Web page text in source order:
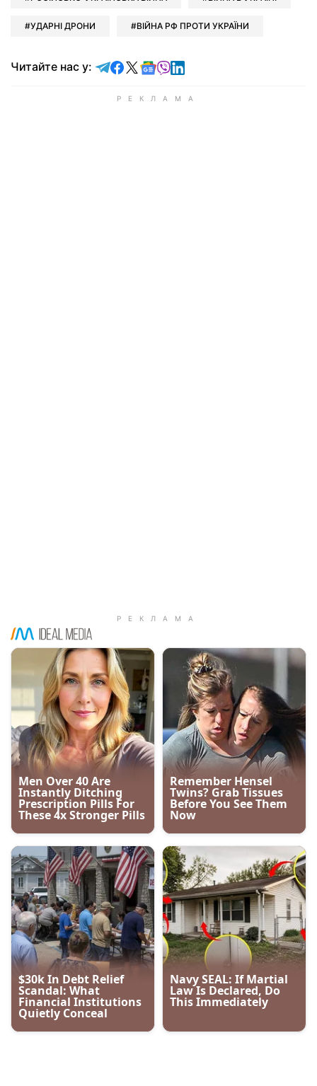
УДАРНІ ДРОНИ ВІЙНА РФ ПРОТИ УКРАЇНИ
Читайте нас у: Читайте у Telegram
Читайте у Facebook
Читайте у X
Читайте у Google news
Читайте у Viber
Читайте у LinkedIn